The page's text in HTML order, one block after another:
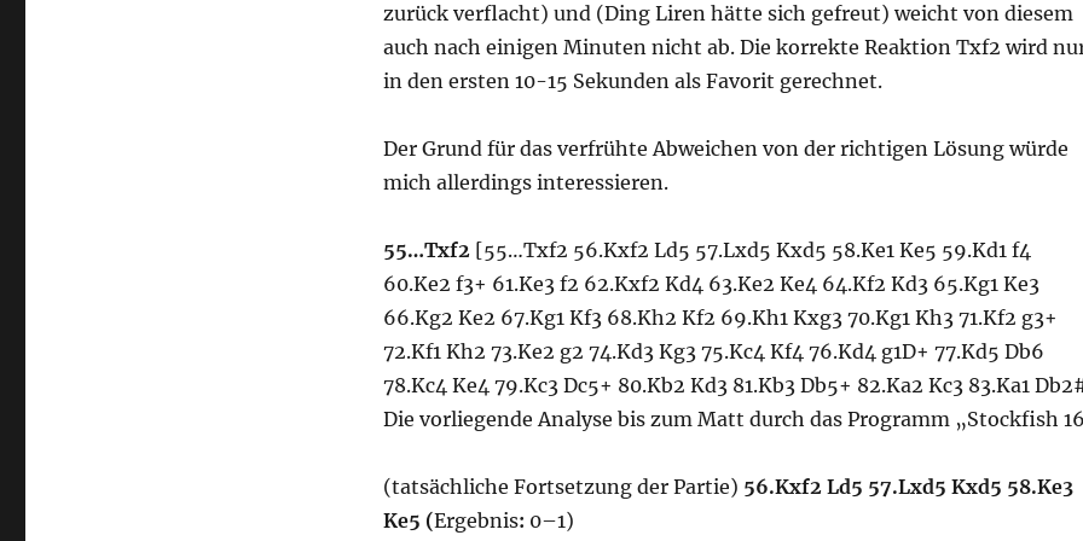
zurück verflacht) und (Ding Liren hätte sich gefreut) weicht von diesem
auch nach einigen Minuten nicht ab. Die korrekte Reaktion Txf2 wird
in den ersten 10-15 Sekunden als Favorit gerechnet.
Der Grund für das verfrühte Abweichen von der richtigen Lösung würde
mich allerdings interessieren.
55…Txf2 [55…Txf2 56.Kxf2 Ld5 57.Lxd5 Kxd5 58.Ke1 Ke5 59.Kd1 f4
60.Ke2 f3+ 61.Ke3 f2 62.Kxf2 Kd4 63.Ke2 Ke4 64.Kf2 Kd3 65.Kg1 Ke3
66.Kg2 Ke2 67.Kg1 Kf3 68.Kh2 Kf2 69.Kh1 Kxg3 70.Kg1 Kh3 71.Kf2 g3+
72.Kf1 Kh2 73.Ke2 g2 74.Kd3 Kg3 75.Kc4 Kf4 76.Kd4 g1D+ 77.Kd5 Db6
78.Kc4 Ke4 79.Kc3 Dc5+ 80.Kb2 Kd3 81.Kb3 Db5+ 82.Ka2 Kc3 83.Ka1
Die vorliegende Analyse bis zum Matt durch das Programm „Stockfish
(tatsächliche Fortsetzung der Partie) 56.Kxf2 Ld5 57.Lxd5 Kxd5 58.Ke3
Ke5 (Ergebnis: 0–1)